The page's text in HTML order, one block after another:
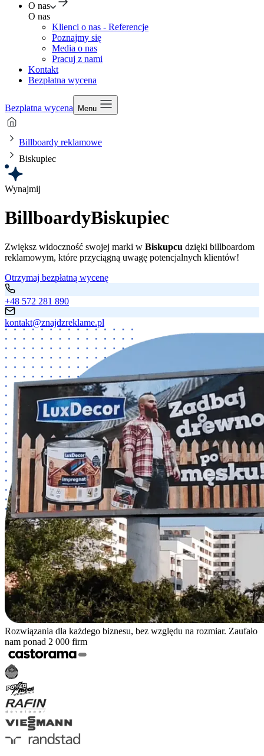
O nas
O nas
Klienci o nas - Referencje
Poznajmy się
Media o nas
Pracuj z nami
Kontakt
Bezpłatna wycena
Bezpłatna wycena Menu
Billboardy reklamowe
Biskupiec
Wynajmij
BillboardyBiskupiec
Zwiększ widoczność swojej marki w Biskupcu dzięki billboardom
reklamowym, które przyciągną uwagę potencjalnych klientów!
Otrzymaj bezpłatną wycenę
+48 572 281 890
kontakt@znajdzreklame.pl
Rozwiązania dla każdego biznesu, bez względu na rozmiar. Zaufało
nam ponad 2 000 firm